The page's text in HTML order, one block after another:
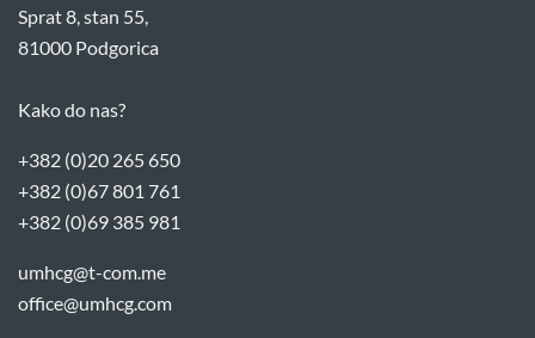
Sprat 8, stan 55,
81000 Podgorica
Kako do nas?
+382 (0)20 265 650
+382 (0)67 801 761
+382 (0)69 385 981
umhcg@t-com.me
office@umhcg.com